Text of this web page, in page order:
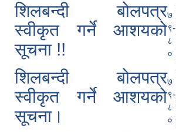
शिलबन्दी बोलपत्र
स्वीकृत गर्ने आशयको
सूचना !!
७
९-
८
०
शिलबन्दी बोलपत्र
स्वीकृत गर्ने आशयको
सूचना।
७
९-
८
०